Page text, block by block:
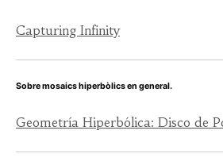
Capturing Infinity
Sobre mosaics hiperbòlics en general.
Geometría Hiperbólica: Disco de